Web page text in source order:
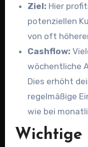
Ziel: Hier
potenziellen
von oft
Cashflow:
wöchentliche
Dies erhöht
regelmäßige
wie bei
Wichtige